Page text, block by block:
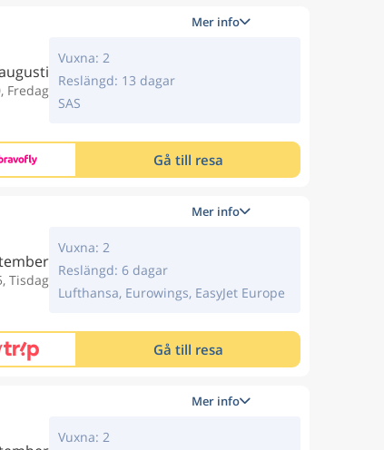
Mer info
Fredag
Vuxna: 2
Reslängd: 13 dagar
SAS
Gå till resa
Mer info
Tisdag
Vuxna: 2
Reslängd: 6 dagar
Lufthansa, Eurowings, EasyJet Europe
Gå till resa
Mer info
Vuxna: 2